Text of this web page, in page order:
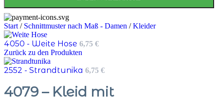
Start / Schnittmuster nach Maß - Damen / Kleider
4050 - Weite Hose 6,75 €
Zurück zu den Produkten
2552 - Strandtunika 6,75 €
4079 – Kleid mit